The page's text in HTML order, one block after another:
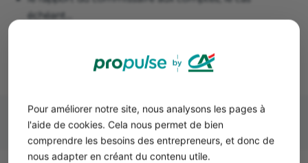
Pour améliorer notre site, nous analysons les pages à
l'aide de cookies. Cela nous permet de bien
comprendre les besoins des entrepreneurs, et donc de
nous adapter en créant du contenu utile.
échéant…
modèle de convocation en AGdisponible en ligne.